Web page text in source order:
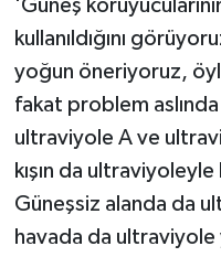
'Güneş
kullanıldığını
yoğun öneriyoruz,
fakat problem
ultraviyole A ve
kışın da ultraviyoleyle
Güneşsiz alanda da
havada da